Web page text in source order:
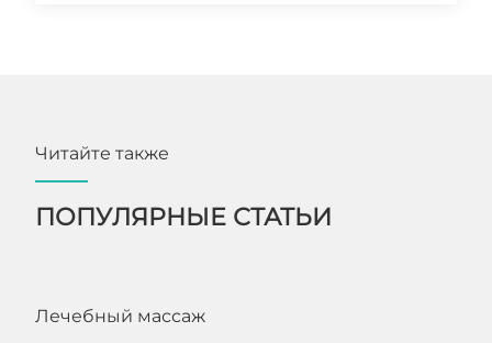
Читайте также
ПОПУЛЯРНЫЕ СТАТЬИ
Лечебный массаж